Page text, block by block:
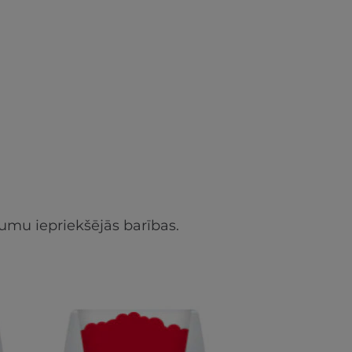
iepriekšējās barības.